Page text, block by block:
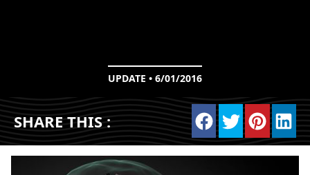
UPDATE • 6/01/2016
SHARE THIS :